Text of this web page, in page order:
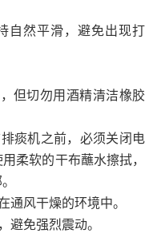
自然平滑，避免出现打
但切勿用酒精清洁橡胶
痰机之前，必须关闭电
柔软的干布蘸水擦拭，
通风干燥的环境中。
避免强烈震动。